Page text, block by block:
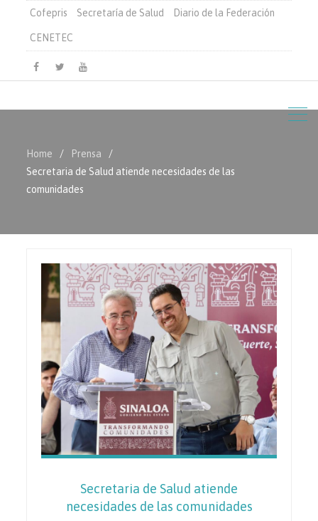
Cofepris Secretaría de Salud Diario de la Federación
CENETEC
Facebook
TwitterYoutube
Home
Prensa
Secretaria de Salud atiende necesidades de las
comunidades
Secretaria de Salud atiende
necesidades de las comunidades